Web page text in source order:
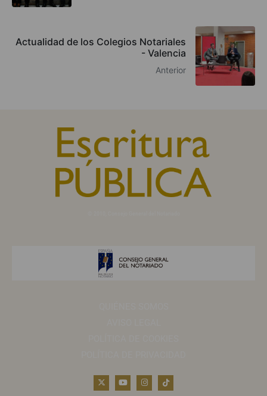
Actualidad de los Colegios Notariales
- Valencia
Anterior